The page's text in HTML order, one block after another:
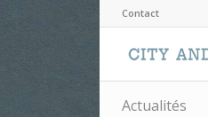
Contact
Actualités